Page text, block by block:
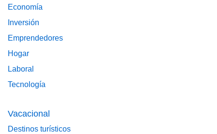
Economía
Inversión
Emprendedores
Hogar
Laboral
Tecnología
Vacacional
Destinos turísticos